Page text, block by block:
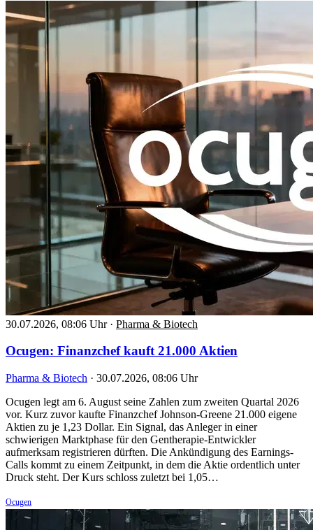
30.07.2026, 08:06 Uhr · Pharma & Biotech
Ocugen: Finanzchef kauft 21.000 Aktien
Pharma & Biotech · 30.07.2026, 08:06 Uhr
Ocugen legt am 6. August seine Zahlen zum zweiten Quartal 2026
vor. Kurz zuvor kaufte Finanzchef Johnson-Greene 21.000 eigene
Aktien zu je 1,23 Dollar. Ein Signal, das Anleger in einer
schwierigen Marktphase für den Gentherapie-Entwickler
aufmerksam registrieren dürften. Die Ankündigung des Earnings-
Calls kommt zu einem Zeitpunkt, in dem die Aktie ordentlich unter
Druck steht. Der Kurs schloss zuletzt bei 1,05…
Ocugen